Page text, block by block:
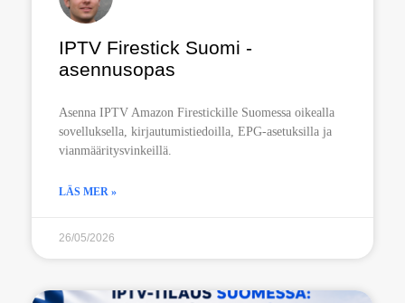
IPTV Firestick Suomi -
asennusopas
Asenna IPTV Amazon Firestickille Suomessa oikealla
sovelluksella, kirjautumistiedoilla, EPG-asetuksilla ja
vianmääritysvinkeillä.
LÄS MER »
26/05/2026